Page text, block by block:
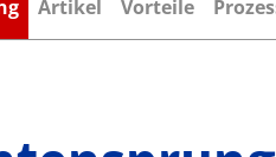
Artikel Vorteile